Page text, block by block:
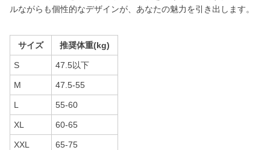
ルながらも個性的なデザインが、あなたの魅力を引き出します。
サイズ 推奨体重(kg)
S 47.5以下
M 47.5-55
L 55-60
XL 60-65
XXL 65-75